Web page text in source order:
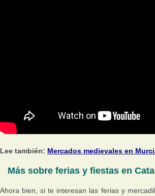
Lee también: Mercados medievales en
Más sobre ferias y fiestas en
Ahora bien, si te interesan las ferias y